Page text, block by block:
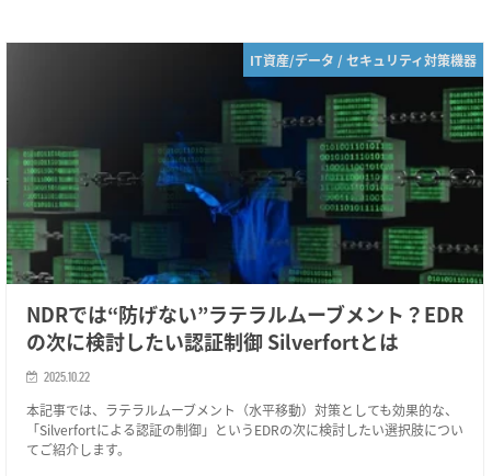
IT資産/データ / セキュリティ対策機器
NDRでは“防げない”ラテラルムーブメント？EDR
の次に検討したい認証制御 Silverfortとは
2025.10.22
本記事では、ラテラルムーブメント（水平移動）対策としても効果的な、
「Silverfortによる認証の制御」というEDRの次に検討したい選択肢につい
てご紹介します。